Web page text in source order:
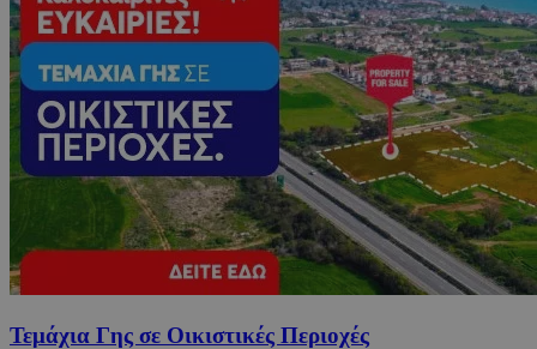
Τεμάχια Γης σε Οικιστικές Περιοχές